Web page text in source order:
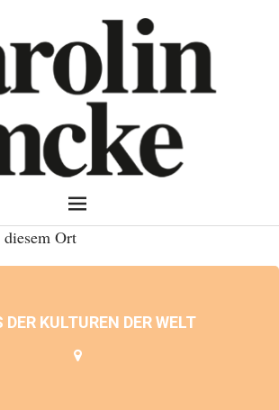
diesem Ort
DER KULTUREN DER WELT